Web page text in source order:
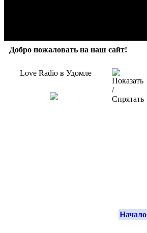
Добро пожаловать на наш сайт!
Love Radio в Удомле
Начало